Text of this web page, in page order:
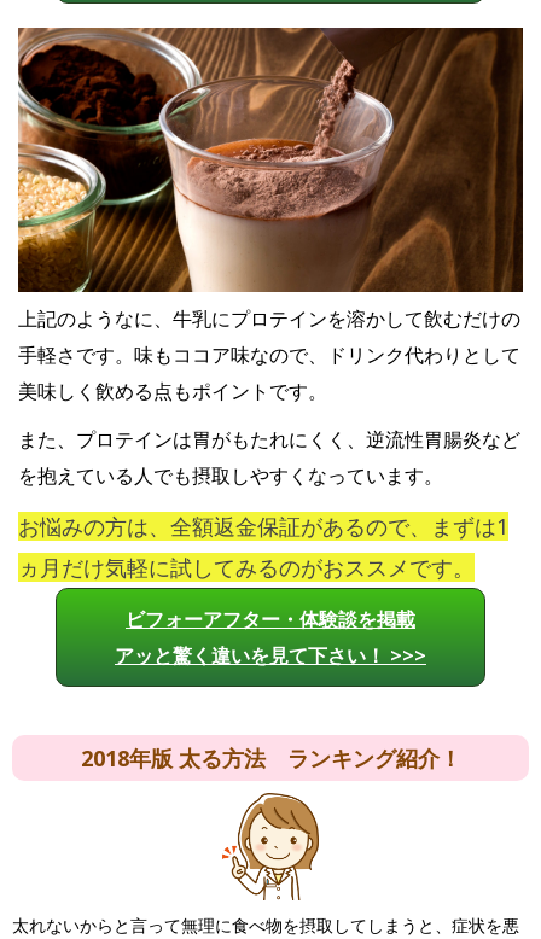
上記のようなに、牛乳にプロテインを溶かして飲むだけの
手軽さです。味もココア味なので、ドリンク代わりとして
美味しく飲める点もポイントです。
また、プロテインは胃がもたれにくく、逆流性胃腸炎など
を抱えている人でも摂取しやすくなっています。
お悩みの方は、全額返金保証があるので、まずは1
ヵ月だけ気軽に試してみるのがおススメです。
ビフォーアフター・体験談を掲載
アッと驚く違いを見て下さい！ >>>
2018年版 太る方法 ランキング紹介！
太れないからと言って無理に食べ物を摂取してしまうと、症状を悪